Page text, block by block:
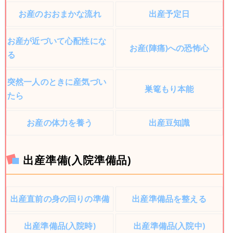
お産のおおまかな流れ 出産予定日
お産が近づいて心配性にな
る
お産(陣痛)への恐怖心
突然一人のときに産気づい
たら
巣篭もり本能
お産の体力を養う 出産豆知識
出産準備(入院準備品)
出産直前の身の回りの準備 出産準備品を整える
出産準備品(入院時) 出産準備品(入院中)